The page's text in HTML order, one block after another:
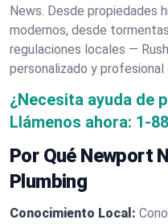
News. Desde propiedades
modernos, desde
regulaciones locales —
personalizado y
¿Necesita ayuda de
Llámenos ahora: 1-
Por Qué Newport
Plumbing
Conocimiento Local: